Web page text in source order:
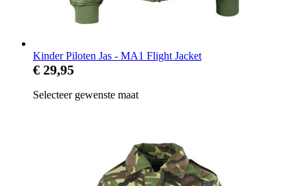
Kinder Piloten Jas - MA1 Flight Jacket
€ 29,95
Selecteer gewenste maat